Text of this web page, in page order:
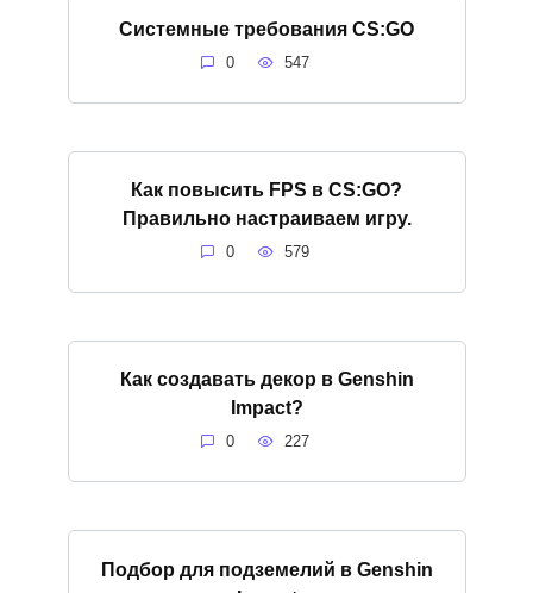
Системные требования CS:GO
0 547
Как повысить FPS в CS:GO?
Правильно настраиваем игру.
0 579
Как создавать декор в Genshin
Impact?
0 227
Подбор для подземелий в Genshin